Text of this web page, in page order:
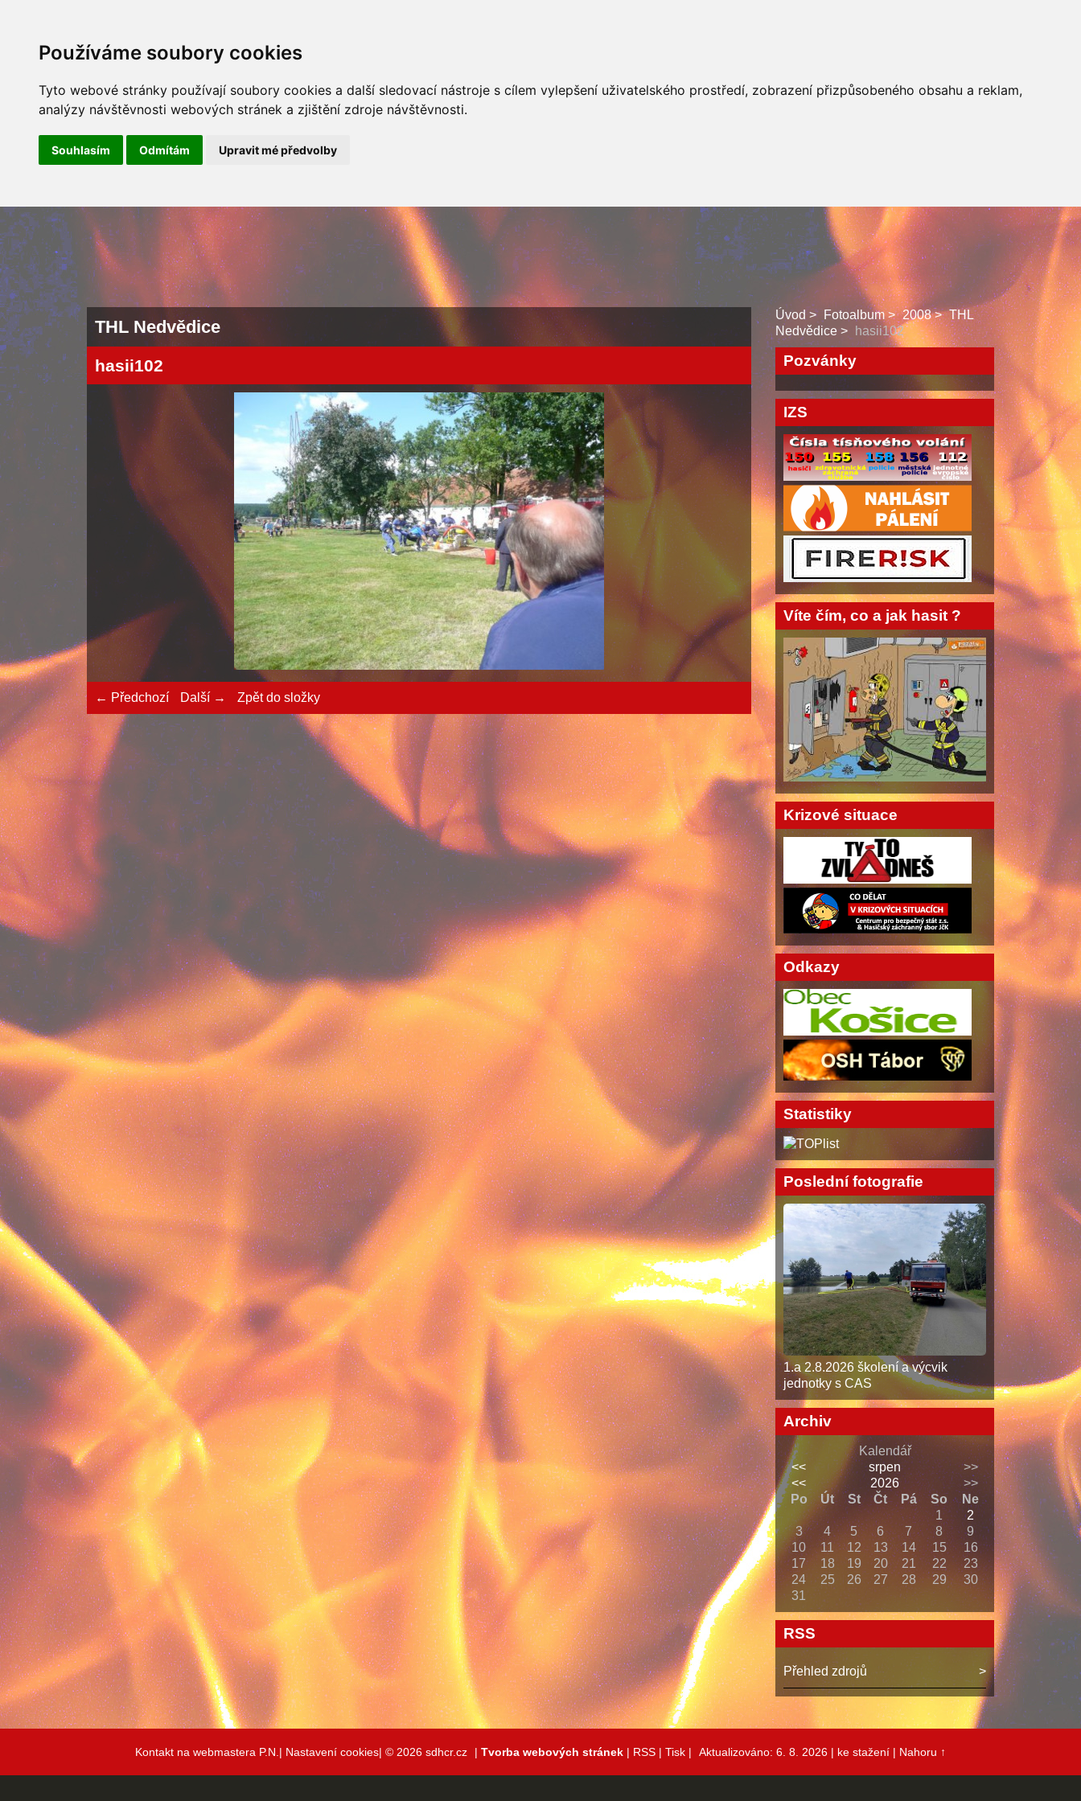
Používáme soubory cookies
Tyto webové stránky používají soubory cookies a další sledovací nástroje s cílem vylepšení uživatelského prostředí, zobrazení přizpůsobeného obsahu a reklam,
analýzy návštěvnosti webových stránek a zjištění zdroje návštěvnosti.
Souhlasím Odmítám Upravit mé předvolby
ÚVOD NOVINKY
THL Nedvědice
hasii102
← Předchozí Další → Zpět do složky
Úvod Fotoalbum 2008
THL
Nedvědice
hasii102
Pozvánky
IZS
Víte čím, co a jak hasit ?
Krizové situace
Odkazy
Statistiky
Poslední fotografie
1.a 2.8.2026 školení a výcvik
jednotky s CAS
Archiv
Kalendář
<<
srpen
>>
<<
2026
>>
Po
Út St Čt Pá So
Ne
1
2
3
4 5 6 7 8
9
10
11 12 13 14 15
16
17
18 19 20 21 22
23
24
25 26 27 28 29
30
31
RSS
Přehled zdrojů
Kontakt na webmastera P.N.| Nastavení cookies| © 2026 sdhcr.cz | Tvorba webových stránek | RSS | Tisk | Aktualizováno: 6. 8. 2026 | ke stažení | Nahoru ↑